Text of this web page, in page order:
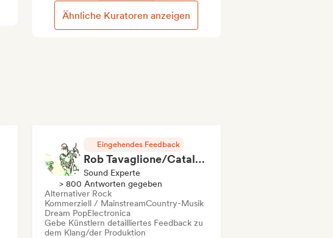
Ähnliche Kuratoren anzeigen
Eingehendes Feedback
Rob Tavaglione/Catalyst Recording
Sound Experte
> 800 Antworten gegeben
Alternativer Rock
Kommerziell / MainstreamCountry-Musik
Dream PopElectronica
Gebe Künstlern detailliertes Feedback zu
dem Klang/der Produktion